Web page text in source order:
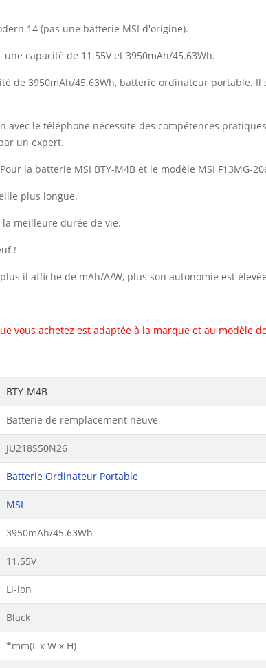
14 (pas une batterie MSI d'origine).
capacité de 11.55V et 3950mAh/45.63Wh.
de 3950mAh/45.63Wh, batterie ordinateur portable. Il
le téléphone nécessite des compétences
un expert.
la batterie MSI BTY-M4B et le modèle MSI F13MG-
plus longue.
meilleure durée de vie.
!
il affiche de mAh/A/W, plus son autonomie est
vous achetez est adaptée à la marque et au modèle
BTY-M4B
Batterie de remplacement neuve
JU218S50N26
Batterie Ordinateur Portable
MSI
3950mAh/45.63Wh
11.55V
Li-ion
Black
*mm(L x W x H)